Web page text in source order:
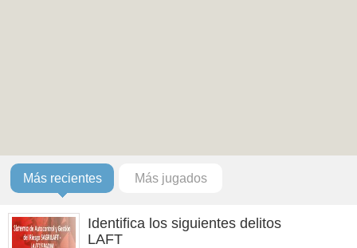
Más recientes Más jugados
Identifica los siguientes delitos
LAFT